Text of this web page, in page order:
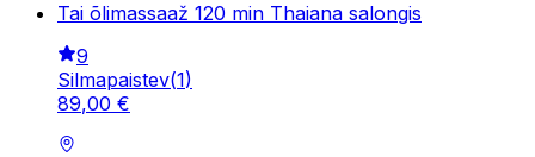
Tai õlimassaaž 120 min Thaiana salongis
9
Silmapaistev(1)
89,00 €